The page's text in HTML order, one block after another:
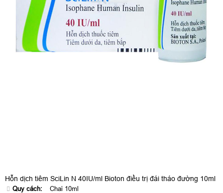
Hỗn dịch tiêm SciLin N 40IU/ml Bioton điều trị đái tháo đường 10ml
Quy cách:
Chai 10ml